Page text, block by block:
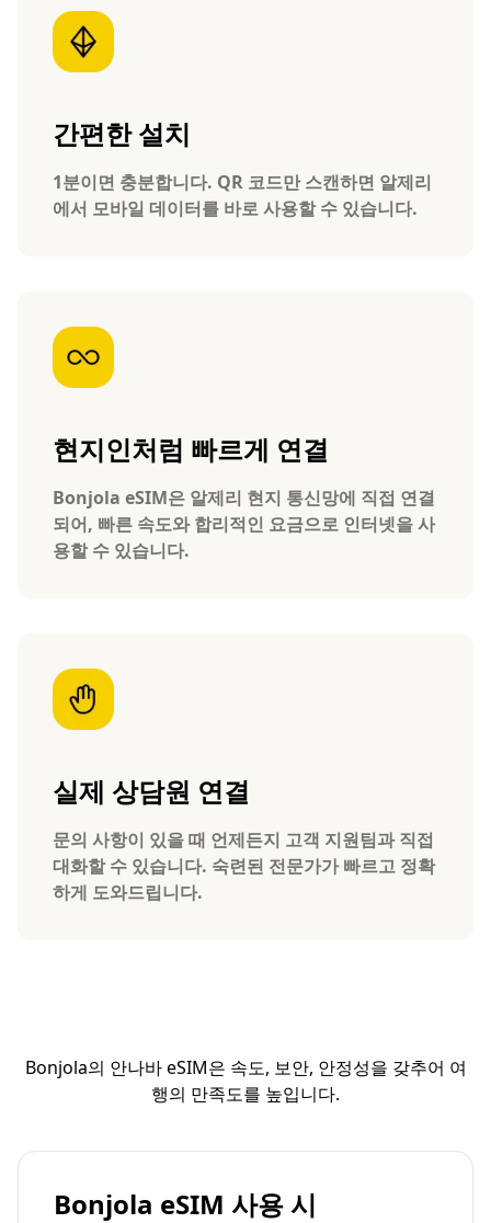
간편한 설치
1분이면 충분합니다. QR 코드만 스캔하면 알제리
에서 모바일 데이터를 바로 사용할 수 있습니다.
현지인처럼 빠르게 연결
Bonjola eSIM은 알제리 현지 통신망에 직접 연결
되어, 빠른 속도와 합리적인 요금으로 인터넷을 사
용할 수 있습니다.
실제 상담원 연결
문의 사항이 있을 때 언제든지 고객 지원팀과 직접
대화할 수 있습니다. 숙련된 전문가가 빠르고 정확
하게 도와드립니다.
Bonjola의 안나바 eSIM은 속도, 보안, 안정성을 갖추어 여
행의 만족도를 높입니다.
Bonjola eSIM 사용 시